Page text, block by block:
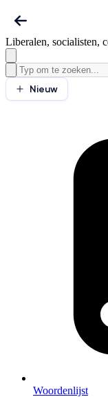
Liberalen, socialisten,
Nieuw
Woordenlijst